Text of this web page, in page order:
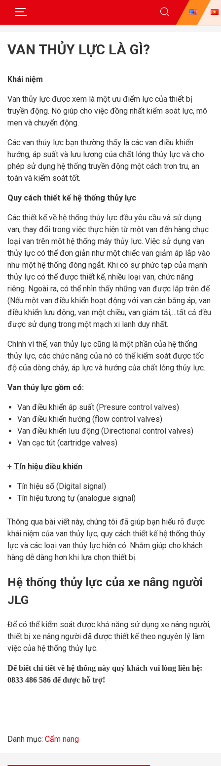
content
VAN THỦY LỰC LÀ GÌ?
Khái niệm
Van thủy lực được xem là một ưu điểm lực của thiết bị
truyền động. Nó giúp cho việc đồng nhất kiểm soát lực, mô
men và chuyển động.
Các van thủy lực bạn thường thấy là các van điều khiển
hướng, áp suất và lưu lượng của chất lỏng thủy lực và cho
phép sử dụng hệ thống truyền động một cách trơn tru, an
toàn và kiểm soát tốt.
Quy cách thiết kế hệ thống thủy lực
Các thiết kế về hệ thống thủy lực đều yêu cầu và sử dụng
van, thay đổi trong việc thực hiện từ một van đến hàng chục
loại van trên một hệ thống máy thủy lực. Việc sử dụng van
thủy lực có thể đơn giản như một chiếc van giảm áp lắp vào
như một hệ thống đóng ngắt. Khi có sự phức tạp của mạnh
thủy lực có thể được thiết kế, nhiều loại van, chức năng
riêng. Ngoài ra, có thể nhìn thấy những van được lắp trên đế
(Nếu một van điều khiển hoạt động với van cân bằng áp, van
điều khiển lưu động, van một chiều, van giảm tải,…tất cả đều
được sử dụng trong một mạch xi lanh duy nhất.
Chính vì thế, van thủy lực cũng là một phần của hệ thống
thủy lực, các chức năng của nó có thể kiểm soát được tốc
độ của dòng chảy, áp lực và hướng của chất lỏng thủy lực.
Van thủy lực gồm có:
Van điều khiển áp suất (Presure control valves)
Van điều khiển hướng (flow control valves)
Van điều khiển lưu động (Directional control valves)
Van cạc tút (cartridge valves)
+ Tín hiệu điều khiển
Tín hiệu số (Digital signal)
Tín hiệu tương tự (analogue signal)
Thông qua bài viết này, chúng tôi đã giúp bạn hiểu rõ được
khái niệm của van thủy lực, quy cách thiết kế hệ thống thủy
lực và các loại van thủy lực hiện có. Nhằm giúp cho khách
hàng dễ dàng hơn khi lựa chọn thiết bị.
Hệ thống thủy lực của xe nâng người
JLG
Để có thể kiểm soát được khả năng sử dụng xe nâng người,
thiết bị xe nâng người đã được thiết kế theo nguyên lý làm
việc của hệ thống thủy lực.
Để biết chi tiết về hệ thống này quý khách vui lòng liên hệ:
0833 486 586 để được hỗ trợ!
Danh mục: Cẩm nang